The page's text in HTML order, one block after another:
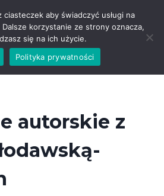
autorskie z
ciasteczek aby świadczyć usługi na
korzystanie ze strony oznacza,
się na ich użycie.
Polityka prywatności